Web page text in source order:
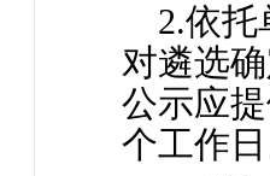
2.依
对遴选
公示应
个工作日